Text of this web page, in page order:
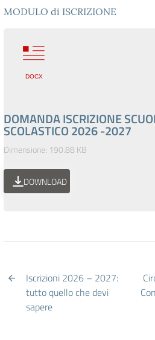
MODULO di ISCRIZIONE
DOMANDA ISCRIZIONE
SCOLASTICO 2026 -2027
Dimensione: 190.88 KB
DOWNLOAD
Iscrizioni 2026 – 2027:
tutto quello che devi
sapere